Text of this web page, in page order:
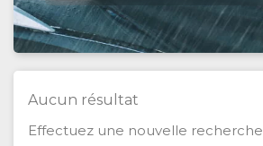
Aucun résultat
Effectuez une nouvelle recherche